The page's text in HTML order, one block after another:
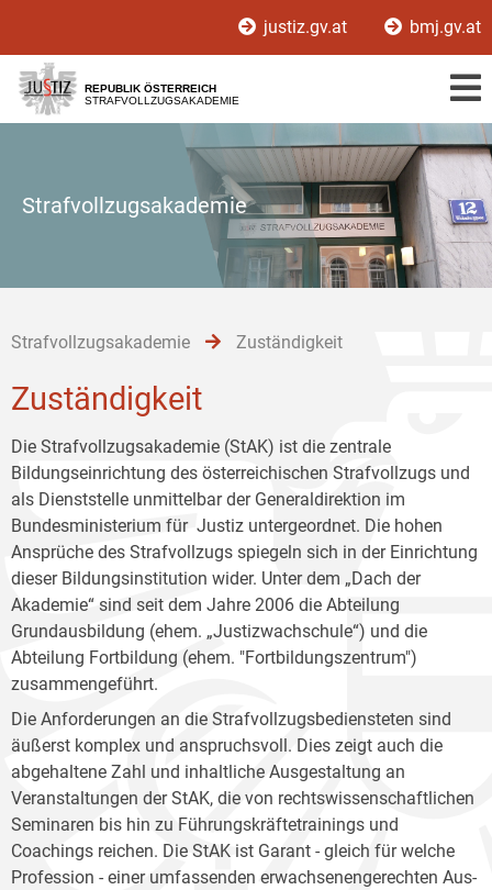
[1]
[2]
[3]
justiz.gv.at bmj.gv.at
REPUBLIK ÖSTERREICH
STRAFVOLLZUGSAKADEMIE
Strafvollzugsakademie
Strafvollzugsakademie Zuständigkeit
Zuständigkeit
Die Strafvollzugsakademie (StAK) ist die zentrale
Bildungseinrichtung des österreichischen Strafvollzugs und
als Dienststelle unmittelbar der Generaldirektion im
Bundesministerium für Justiz untergeordnet. Die hohen
Ansprüche des Strafvollzugs spiegeln sich in der Einrichtung
dieser Bildungsinstitution wider. Unter dem „Dach der
Akademie“ sind seit dem Jahre 2006 die Abteilung
Grundausbildung (ehem. „Justizwachschule“) und die
Abteilung Fortbildung (ehem. "Fortbildungszentrum")
zusammengeführt.
Die Anforderungen an die Strafvollzugsbediensteten sind
äußerst komplex und anspruchsvoll. Dies zeigt auch die
abgehaltene Zahl und inhaltliche Ausgestaltung an
Veranstaltungen der StAK, die von rechtswissenschaftlichen
Seminaren bis hin zu Führungskräftetrainings und
Coachings reichen. Die StAK ist Garant - gleich für welche
Profession - einer umfassenden erwachsenengerechten Aus-